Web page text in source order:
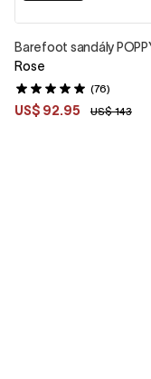
Barefoot sandály
Rose
(76)
US$ 92.95 US$ 143